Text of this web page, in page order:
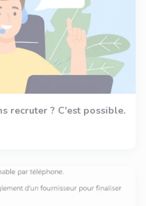
recruter ? C'est possible.